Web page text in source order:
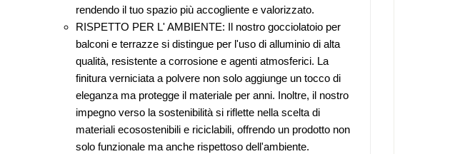
rendendo il tuo spazio più accogliente e valorizzato.
RISPETTO PER L' AMBIENTE: Il nostro gocciolatoio per
balconi e terrazze si distingue per l'uso di alluminio di alta
qualità, resistente a corrosione e agenti atmosferici. La
finitura verniciata a polvere non solo aggiunge un tocco di
eleganza ma protegge il materiale per anni. Inoltre, il nostro
impegno verso la sostenibilità si riflette nella scelta di
materiali ecosostenibili e riciclabili, offrendo un prodotto non
solo funzionale ma anche rispettoso dell'ambiente.